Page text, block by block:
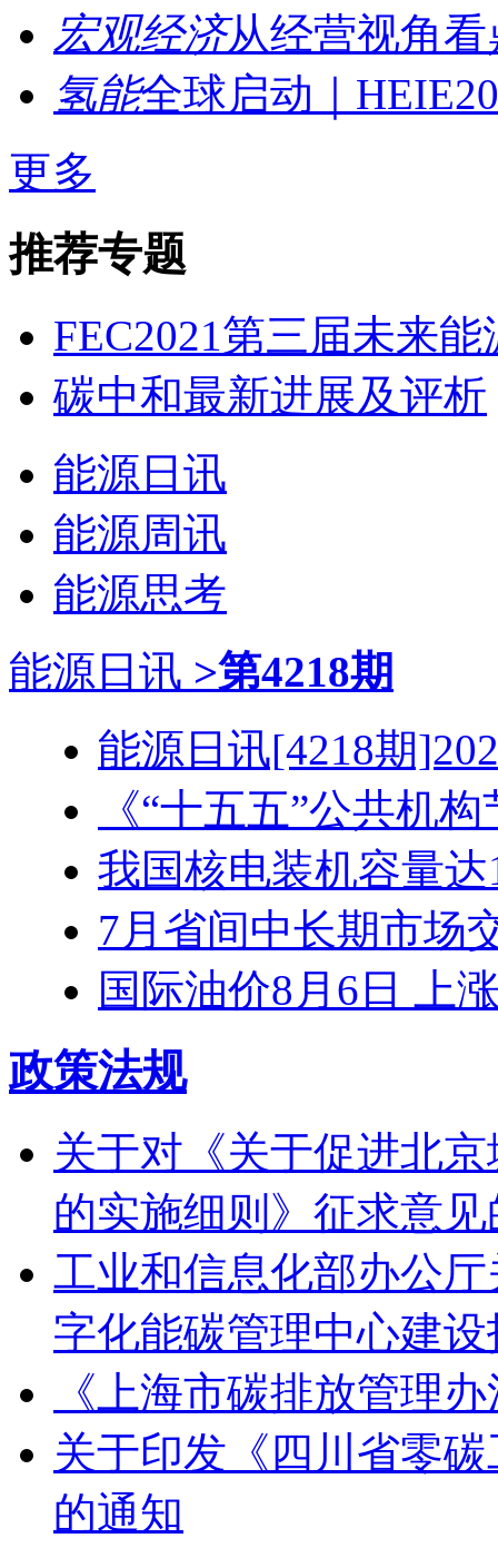
宏观经济从经营视角
氢能全球启动｜
更多
推荐专题
FEC2021第三届未来能
碳中和最新进展及评析
能源日讯
能源周讯
能源思考
能源日讯 >第4218期
能源日讯[4218期
《“十五五”公共机
我国核电装机容量达
7月省间中长期市场
国际油价8月6日 上
政策法规
关于对《关于促进北
的实施细则》征求意
工业和信息化部办公
字化能碳管理中心建
《上海市碳排放管理
关于印发《四川省零
的通知